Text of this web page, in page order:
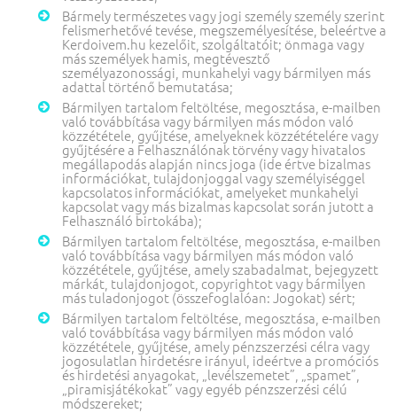
Bármely természetes vagy jogi személy személy szerint
felismerhetővé tevése, megszemélyesítése, beleértve a
Kerdoivem.hu kezelőit, szolgáltatóit; önmaga vagy
más személyek hamis, megtévesztő
személyazonossági, munkahelyi vagy bármilyen más
adattal történő bemutatása;
Bármilyen tartalom feltöltése, megosztása, e-mailben
való továbbítása vagy bármilyen más módon való
közzététele, gyűjtése, amelyeknek közzétételére vagy
gyűjtésére a Felhasználónak törvény vagy hivatalos
megállapodás alapján nincs joga (ide értve bizalmas
információkat, tulajdonjoggal vagy személyiséggel
kapcsolatos információkat, amelyeket munkahelyi
kapcsolat vagy más bizalmas kapcsolat során jutott a
Felhasználó birtokába);
Bármilyen tartalom feltöltése, megosztása, e-mailben
való továbbítása vagy bármilyen más módon való
közzététele, gyűjtése, amely szabadalmat, bejegyzett
márkát, tulajdonjogot, copyrightot vagy bármilyen
más tuladonjogot (összefoglalóan: Jogokat) sért;
Bármilyen tartalom feltöltése, megosztása, e-mailben
való továbbítása vagy bármilyen más módon való
közzététele, gyűjtése, amely pénzszerzési célra vagy
jogosulatlan hirdetésre irányul, ideértve a promóciós
és hirdetési anyagokat, „levélszemetet”, „spamet”,
„piramisjátékokat” vagy egyéb pénzszerzési célú
módszereket;